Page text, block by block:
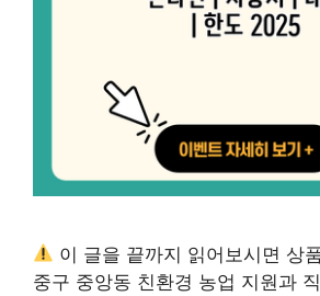
이 글을 끝까지 읽어보시면 상
중구 중앙동 친환경 농업 지원과